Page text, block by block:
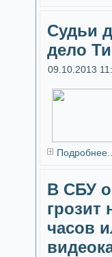
Судьи
дело
09.10.2013
Подробнее...
В СБУ
грозит
часов